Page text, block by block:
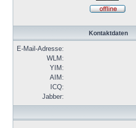
Kontaktdaten
E-Mail-Adresse:
WLM:
YIM:
AIM:
ICQ:
Jabber: